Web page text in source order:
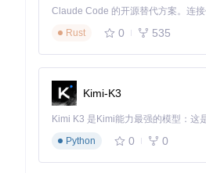
伪代码实现如下：
def max_gold(w, v,
    n =
len(w)
# 初始化
    dp = [[
0]*(total_people+
i range(1 , n+1 ):
for
j in range
Rust
0 535
Kimi-K3
Python
0 0